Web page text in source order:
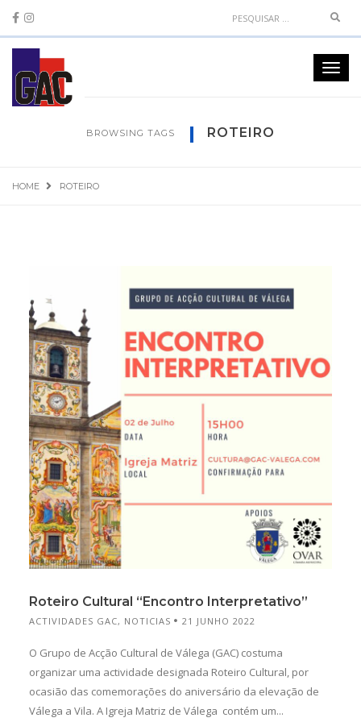
BROWSING TAGS ROTEIRO
HOME ROTEIRO
Roteiro Cultural “Encontro Interpretativo”
ACTIVIDADES GAC, NOTICIAS 21 JUNHO 2022
O Grupo de Acção Cultural de Válega (GAC) costuma
organizar uma actividade designada Roteiro Cultural, por
ocasião das comemorações do aniversário da elevação de
Válega a Vila. A Igreja Matriz de Válega contém um...